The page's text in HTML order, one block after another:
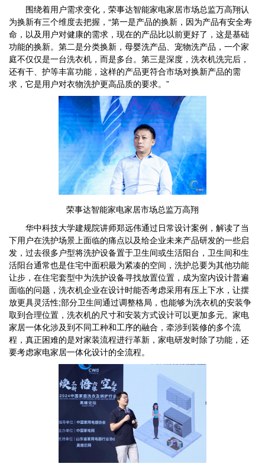
围绕着用户需求变化，荣事达智能家电家居市场总监万高翔认
为换新有三个维度去把握，“第一是产品的换新，因为产品有安全寿
命，以及用户对健康的需求，现在的产品比以前更好了，这是基础
功能的换新。第二是分类换新，母婴洗产品、宠物洗产品，一个家
庭不仅仅是一台洗衣机，而是多台。第三是深度，洗衣机洗完后，
还有干、护等丰富功能，这样的产品更符合市场对换新产品的需
求，它是用户对衣物洗护更高品质的要求。”
荣事达智能家电家居市场总监万高翔
华中科技大学建规院讲师郑远伟通过日常设计案例，解读了当
下用户在洗护场景上面临的痛点以及给企业未来产品研发的一些启
发，过去很多户型将洗护设备置于卫生间或生活阳台，卫生间和生
活阳台通常也是住宅中面积最为紧凑的空间，洗护总要为其他功能
让步，在住宅套型中为洗护设备寻找放置位置，成为室内设计普遍
面临的问题，洗衣机企业在设计时能否考虑采用有压上下水，让摆
放更具灵活性;部分卫生间通过调整格局，也能够为洗衣机的安装争
取到合理位置，洗衣机的尺寸和安装方式设计可以更加多元。家电
家居一体化涉及到不同工种和工序的融合，牵涉到装修的多个流
程，真正困难的是对家装流程进行革新，家电研发时除了功能，还
要考虑家电家居一体化设计的全流程。